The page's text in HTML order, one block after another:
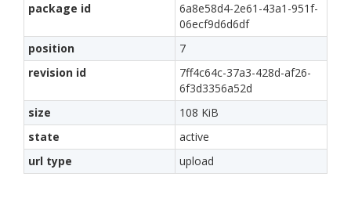
package id
6a8e58d4-2e61-43a1-951f-
06ecf9d6d6df
position
7
revision id
7ff4c64c-37a3-428d-af26-
6f3d3356a52d
size
108 KiB
state
active
url type
upload